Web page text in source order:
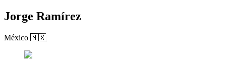
Jorge Ramírez
México 🇲🇽